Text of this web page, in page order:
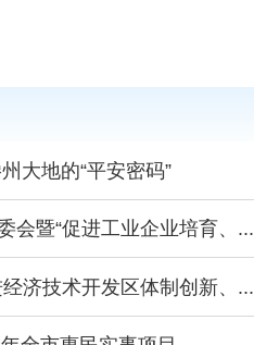
大地的“平安密码”
会暨“促进工业企业培育、...
济技术开发区体制创新、...